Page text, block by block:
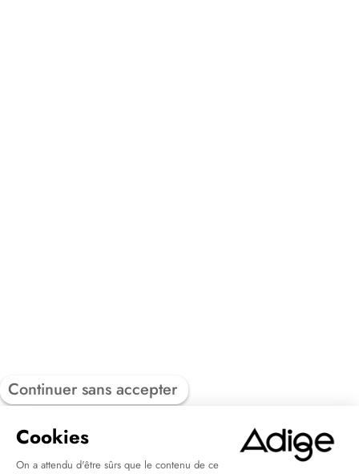
Continuer sans accepter
Cookies
On a attendu d'être sûrs que le contenu de ce